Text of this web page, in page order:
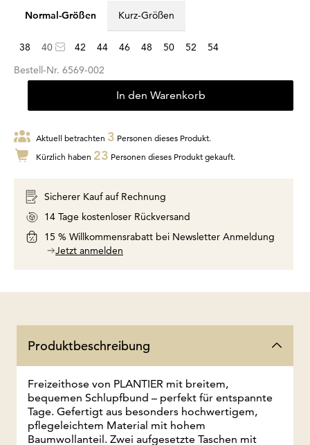
Normal-Größen Kurz-Größen
38 40 42 44 46 48 50 52
54
Bestell-Nr. 6569-002
In den Warenkorb
Aktuell betrachten 3 Personen dieses Produkt.
Kürzlich haben 23 Personen dieses Produkt gekauft.
Sicherer Kauf auf Rechnung
14 Tage kostenloser Rückversand
15 % Willkommensrabatt bei Newsletter Anmeldung
Jetzt anmelden
Produktbeschreibung
Freizeithose von PLANTIER mit breitem,
bequemen Schlupfbund – perfekt für entspannte
Tage. Gefertigt aus besonders hochwertigem,
pflegeleichtem Material mit hohem
Baumwollanteil. Zwei aufgesetzte Taschen mit